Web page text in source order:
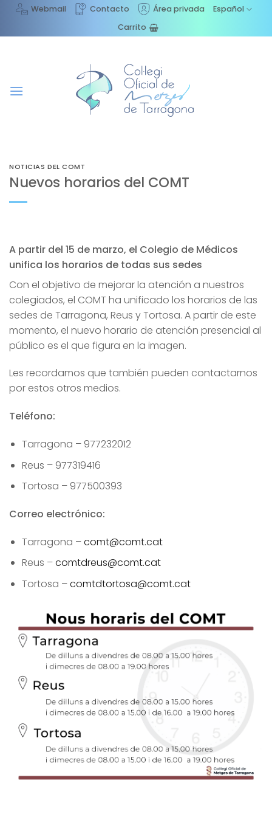
Saltar
contenido
Webmail Contacto Área privada
Español
Carrito
NOTICIAS DEL COMT
Nuevos horarios del COMT
A partir del 15 de marzo, el Colegio de Médicos
unifica los horarios de todas sus sedes
Con el objetivo de mejorar la atención a nuestros
colegiados, el COMT ha unificado los horarios de las
sedes de Tarragona, Reus y Tortosa. A partir de este
momento, el nuevo horario de atención presencial al
público es el que figura en la imagen.
Les recordamos que también pueden contactarnos
por estos otros medios.
Teléfono:
Tarragona – 977232012
Reus – 977319416
Tortosa – 977500393
Correo electrónico:
Tarragona –comt@comt.cat
Reus –comtdreus@comt.cat
Tortosa –comtdtortosa@comt.cat